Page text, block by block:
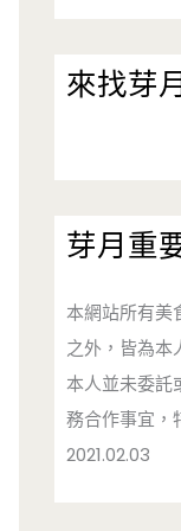
來找芽
芽月重
本網站所有美
之外，皆為本
本人並未委託
務合作事宜，
2021.02.03